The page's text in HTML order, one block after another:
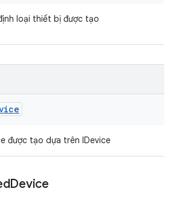
loại thiết bị được tạo
được tạo dựa trên IDevice
Device